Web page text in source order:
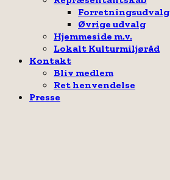
Forretningsudvalg
Øvrige udvalg
Hjemmeside m.v.
Lokalt Kulturmiljøråd
Kontakt
Bliv medlem
Ret henvendelse
Presse